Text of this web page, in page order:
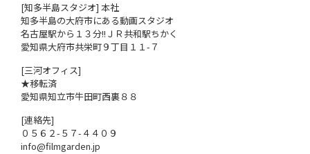
[知多半島スタジオ] 本社
知多半島の大府市にある動画スタジオ
名古屋駅から１３分!!ＪＲ共和駅ちかく
愛知県大府市共栄町９丁目１１-７
[三河オフィス]
★移転済
愛知県知立市牛田町西裏８８
[連絡先]
０５６２-５７-４４０９
info@filmgarden.jp